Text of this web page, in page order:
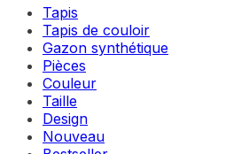
Tapis
Tapis de couloir
Gazon synthétique
Pièces
Couleur
Taille
Design
Nouveau